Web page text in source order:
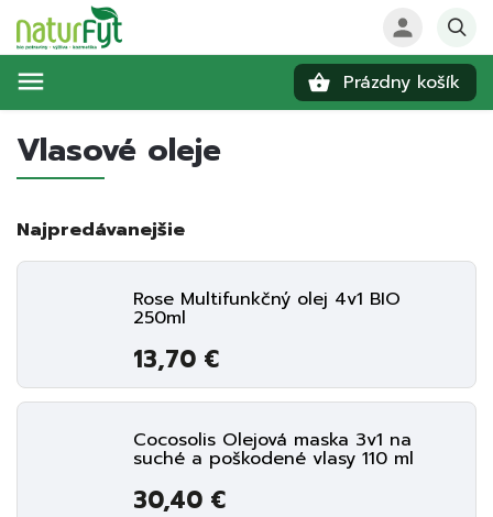
Prázdny košík
Vlasové oleje
Najpredávanejšie
Rose Multifunkčný olej 4v1 BIO
250ml
13,70 €
Cocosolis Olejová maska 3v1 na
suché a poškodené vlasy 110 ml
30,40 €